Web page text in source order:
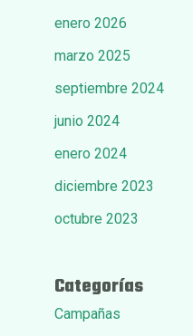
enero 2026
marzo 2025
septiembre 2024
junio 2024
enero 2024
diciembre 2023
octubre 2023
Categorías
Campañas